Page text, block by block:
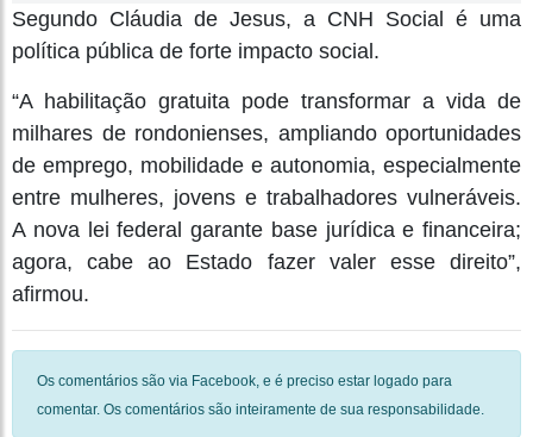
Segundo Cláudia de Jesus, a CNH Social é uma
política pública de forte impacto social.
“A habilitação gratuita pode transformar a vida de
milhares de rondonienses, ampliando oportunidades
de emprego, mobilidade e autonomia, especialmente
entre mulheres, jovens e trabalhadores vulneráveis.
A nova lei federal garante base jurídica e financeira;
agora, cabe ao Estado fazer valer esse direito”,
afirmou.
Os comentários são via Facebook, e é preciso estar logado para
comentar. Os comentários são inteiramente de sua responsabilidade.